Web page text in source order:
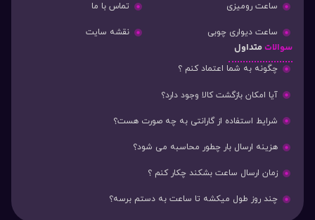
ساعت رومیزی
ساعت دیواری چوبی
تماس با ما
نقشه سایت
سوالات متداول
چگونه به شما اعتماد کنم ؟
آیا امکان بازگشت کالا وجود دارد؟
شرایط استفاده از گارانتی به چه صورت هست؟
هزینه ارسال بار چطور محاسبه می شود؟
زمان ارسال ساعت بشکند چکار کنم ؟
چند روز طول میکشه تا ساعت به دستم برسه؟